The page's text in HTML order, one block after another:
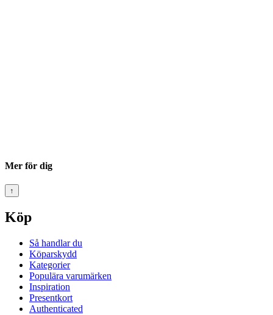
Mer för dig
↑
Köp
Så handlar du
Köparskydd
Kategorier
Populära varumärken
Inspiration
Presentkort
Authenticated